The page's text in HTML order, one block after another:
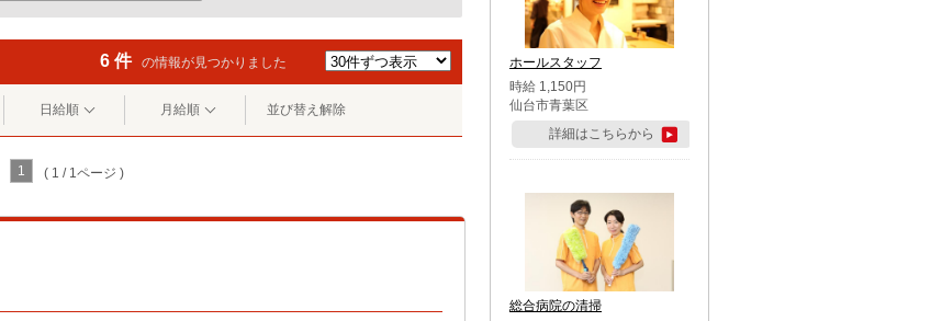
6 件 の情報が見つかりました
日給順 月給順 並び替え解除
1 ( 1 / 1ページ )
ホールスタッフ
時給 1,150円
仙台市青葉区
詳細はこちらから
総合病院の清掃